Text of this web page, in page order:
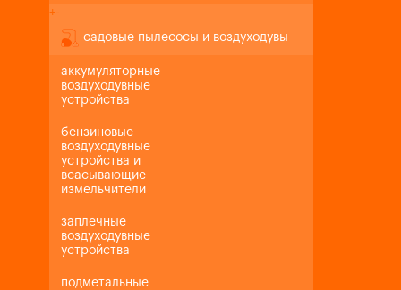
+-
садовые пылесосы и воздуходувы
аккумуляторные
воздуходувные
устройства
бензиновые
воздуходувные
устройства и
всасывающие
измельчители
заплечные
воздуходувные
устройства
подметальные